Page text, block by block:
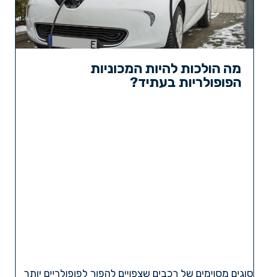
מה הולכות להיות המכוניות
הפופולריות בעתיד?
סוגים מסוימים של רכבים שצפויים להפוך לפופולריים יותר